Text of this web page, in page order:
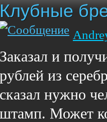
Клубные
Заказал и
рублей из
сказал нужно
штамп. Может